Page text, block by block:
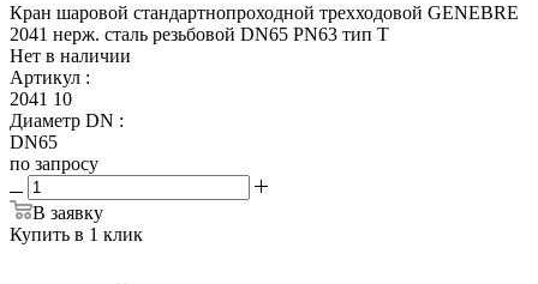
Кран шаровой стандартнопроходной трехходовой GENEBRE
2041 нерж. сталь резьбовой DN65 PN63 тип Т
Нет в наличии
Артикул :
2041 10
Диаметр DN :
DN65
по запросу
В заявку
Купить в 1 клик